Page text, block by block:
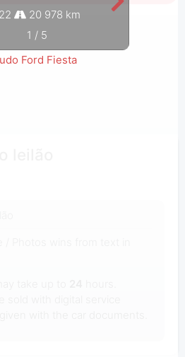
20 978 km
1 / 5
Ford Fiesta